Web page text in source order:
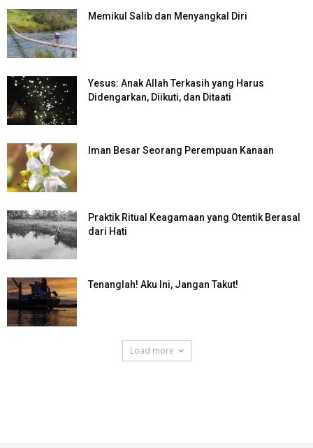
Memikul Salib dan Menyangkal Diri
Yesus: Anak Allah Terkasih yang Harus
Didengarkan, Diikuti, dan Ditaati
Iman Besar Seorang Perempuan Kanaan
Praktik Ritual Keagamaan yang Otentik Berasal
dari Hati
Tenanglah! Aku Ini, Jangan Takut!
Load more